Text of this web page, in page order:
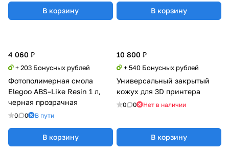
В корзину В корзину
4 060 ₽
+ 203 Бонусных рублей
Фотополимерная смола
Elegoo ABS–Like Resin 1 л,
черная прозрачная
0 0 В пути
В корзину
10 800 ₽
+ 540 Бонусных рублей
Универсальный закрытый
кожух для 3D принтера
0 0 Нет в наличии
В корзину